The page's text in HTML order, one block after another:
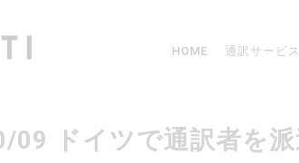
HOME 通訳サービス
09 ドイツで通訳者を派